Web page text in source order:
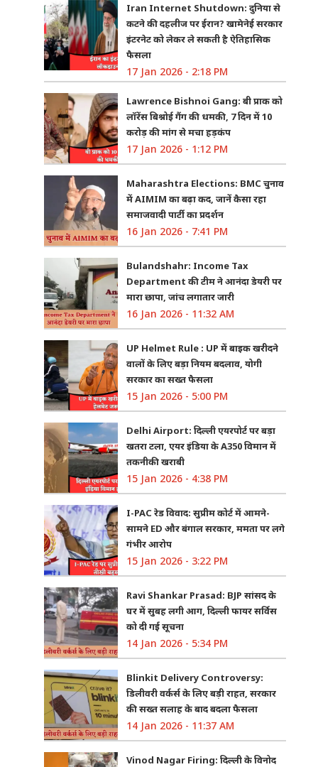
Iran Internet Shutdown: दुनिया से
कटने की दहलीज पर ईरान? खामेनेई सरकार
इंटरनेट को लेकर ले सकती है ऐतिहासिक
फैसला
17 Jan 2026 - 2:18 PM
Lawrence Bishnoi Gang: बी प्राक को
लॉरेंस बिश्नोई गैंग की धमकी, 7 दिन में 10
करोड़ की मांग से मचा हड़कंप
17 Jan 2026 - 1:12 PM
Maharashtra Elections: BMC चुनाव
में AIMIM का बढ़ा कद, जानें कैसा रहा
समाजवादी पार्टी का प्रदर्शन
16 Jan 2026 - 7:41 PM
Bulandshahr: Income Tax
Department की टीम ने आनंदा डेयरी पर
मारा छापा, जांच लगातार जारी
16 Jan 2026 - 11:32 AM
UP Helmet Rule : UP में बाइक खरीदने
वालों के लिए बड़ा नियम बदलाव, योगी
सरकार का सख्त फैसला
15 Jan 2026 - 5:00 PM
Delhi Airport: दिल्ली एयरपोर्ट पर बड़ा
खतरा टला, एयर इंडिया के A350 विमान में
तकनीकी खराबी
15 Jan 2026 - 4:38 PM
I-PAC रेड विवाद: सुप्रीम कोर्ट में आमने-
सामने ED और बंगाल सरकार, ममता पर लगे
गंभीर आरोप
15 Jan 2026 - 3:22 PM
Ravi Shankar Prasad: BJP सांसद के
घर में सुबह लगी आग, दिल्ली फायर सर्विस
को दी गई सूचना
14 Jan 2026 - 5:34 PM
Blinkit Delivery Controversy:
डिलीवरी वर्कर्स के लिए बड़ी राहत, सरकार
की सख्त सलाह के बाद बदला फैसला
14 Jan 2026 - 11:37 AM
Vinod Nagar Firing: दिल्ली के विनोद